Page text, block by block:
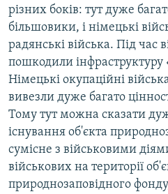
різних боків: тут дуже
більшовики, і німецькі
радянські війська. Під час
пошкодили інфраструктуру
Німецькі окупаційні
вивезли дуже багато
Тому тут можна сказати
існування об'єкта
сумісне з військовими
військових на території
природнозаповідного